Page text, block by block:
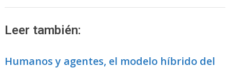
Leer también:
Humanos y agentes, el modelo híbrido del